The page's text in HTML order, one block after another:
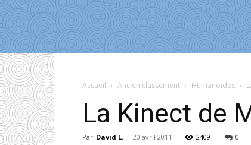
Accueil Ancien classement Humanoïdes
La Kinect de
Par David L. - 20 avril 2011 2409 0